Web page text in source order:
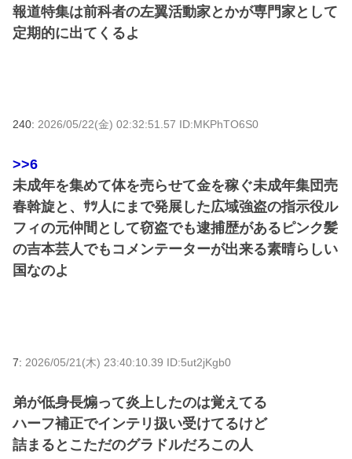
報道特集は前科者の左翼活動家とかが専門家として
定期的に出てくるよ
240: 2026/05/22(金) 02:32:51.57 ID:MKPhTO6S0
>>6
未成年を集めて体を売らせて金を稼ぐ未成年集団売
春斡旋と、ｻﾂ人にまで発展した広域強盗の指示役ル
フィの元仲間として窃盗でも逮捕歴があるピンク髪
の吉本芸人でもコメンテーターが出来る素晴らしい
国なのよ
7: 2026/05/21(木) 23:40:10.39 ID:5ut2jKgb0
弟が低身長煽って炎上したのは覚えてる
ハーフ補正でインテリ扱い受けてるけど
詰まるとこただのグラドルだろこの人